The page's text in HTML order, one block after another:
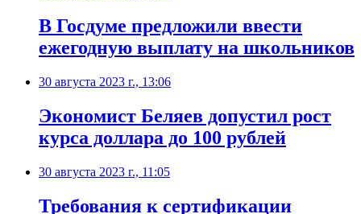
В Госдуме предложили ввести
ежегодную выплату на школьников
30 августа 2023 г., 13:06
Экономист Беляев допустил рост
курса доллара до 100 рублей
30 августа 2023 г., 11:05
Требования к сертификации